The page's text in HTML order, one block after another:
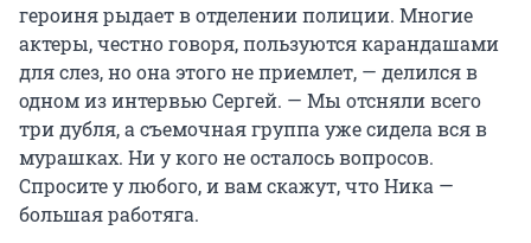
героиня рыдает в отделении полиции. Многие
актеры, честно говоря, пользуются карандашами
для слез, но она этого не приемлет, — делился в
одном из интервью Сергей. — Мы отсняли всего
три дубля, а съемочная группа уже сидела вся в
мурашках. Ни у кого не осталось вопросов.
Спросите у любого, и вам скажут, что Ника —
большая работяга.